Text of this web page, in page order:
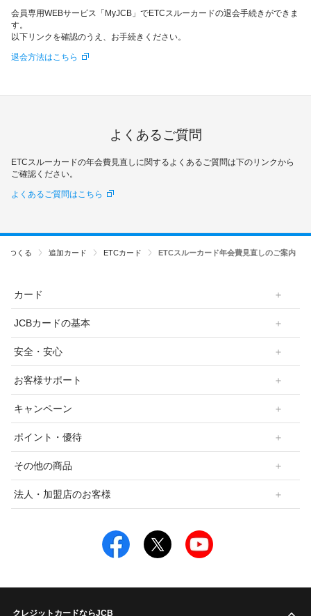
会員専用WEBサービス「MyJCB」でETCスルーカードの退会手続きができま
す。
以下リンクを確認のうえ、お手続きください。
退会方法はこちら
よくあるご質問
ETCスルーカードの年会費見直しに関するよくあるご質問は下のリンクから
ご確認ください。
よくあるご質問はこちら
つくる 追加カード ETCカード ETCスルーカード年会費見直しのご案内
カード
JCBカードの基本
安全・安心
お客様サポート
キャンペーン
ポイント・優待
その他の商品
法人・加盟店のお客様
クレジットカードならJCB